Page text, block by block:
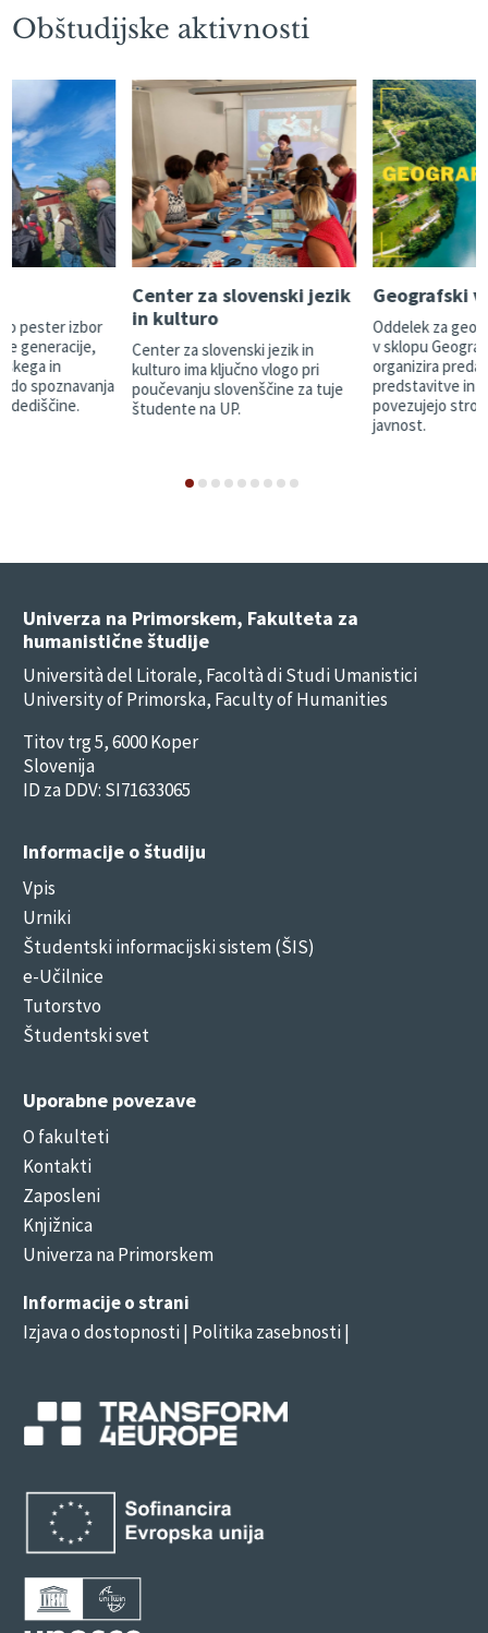
Obštudijske aktivnosti
pester izbor
generacije,
in
do spoznavanja
dediščine.
Center za slovenski jezik
in kulturo
Center za slovenski jezik in
kulturo ima ključno vlogo pri
poučevanju slovenščine za tuje
študente na UP.
Geografski
Oddelek za
v sklopu
organizira
predstavitve in
povezujejo
javnost.
Univerza na Primorskem, Fakulteta za
humanistične študije
Università del Litorale, Facoltà di Studi Umanistici
University of Primorska, Faculty of Humanities
Titov trg 5, 6000 Koper
Slovenija
ID za DDV: SI71633065
Informacije o študiju
Vpis
Urniki
Študentski informacijski sistem (ŠIS)
e-Učilnice
Tutorstvo
Študentski svet
Uporabne povezave
O fakulteti
Kontakti
Zaposleni
Knjižnica
Univerza na Primorskem
Informacije o strani
Izjava o dostopnosti| Politika zasebnosti |